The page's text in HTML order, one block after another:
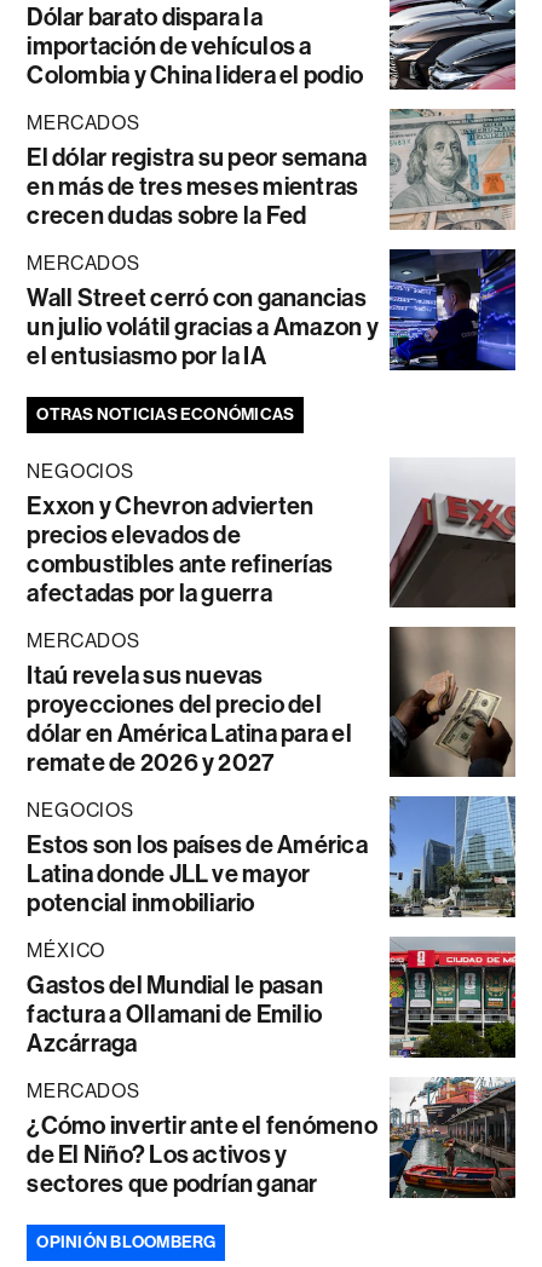
Dólar barato dispara la
importación de vehículos a
Colombia y China lidera el podio
MERCADOS
El dólar registra su peor semana
en más de tres meses mientras
crecen dudas sobre la Fed
MERCADOS
Wall Street cerró con ganancias
un julio volátil gracias a Amazon y
el entusiasmo por la IA
OTRAS NOTICIAS ECONÓMICAS
NEGOCIOS
Exxon y Chevron advierten
precios elevados de
combustibles ante refinerías
afectadas por la guerra
MERCADOS
Itaú revela sus nuevas
proyecciones del precio del
dólar en América Latina para el
remate de 2026 y 2027
NEGOCIOS
Estos son los países de América
Latina donde JLL ve mayor
potencial inmobiliario
MÉXICO
Gastos del Mundial le pasan
factura a Ollamani de Emilio
Azcárraga
MERCADOS
¿Cómo invertir ante el fenómeno
de El Niño? Los activos y
sectores que podrían ganar
OPINIÓN BLOOMBERG